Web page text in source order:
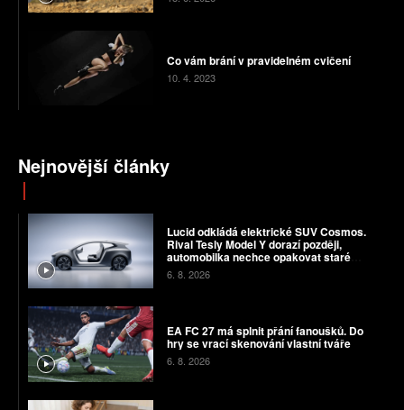
Co vám brání v pravidelném cvičení
10. 4. 2023
Nejnovější články
Lucid odkládá elektrické SUV Cosmos.
Rival Tesly Model Y dorazí později,
automobilka nechce opakovat staré
chyby
6. 8. 2026
EA FC 27 má splnit přání fanoušků. Do
hry se vrací skenování vlastní tváře
6. 8. 2026